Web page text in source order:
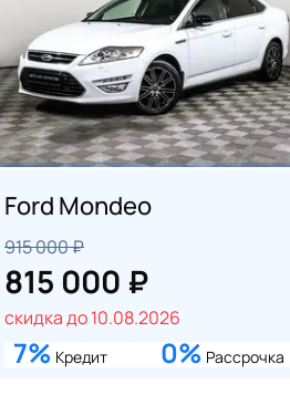
Ford Mondeo
915 000 ₽
815 000 ₽
скидка до 10.08.2026
7% Кредит 0% Рассрочка